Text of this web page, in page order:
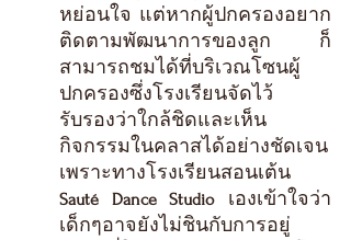
หย่อนใจ แต่หากผู้ปกครองอยาก
ติดตามพัฒนาการของลูก ก็
สามารถชมได้ที่บริเวณโซนผู้
ปกครองซึ่งโรงเรียนจัดไว้
รับรองว่าใกล้ชิดและเห็น
กิจกรรมในคลาสได้อย่างชัดเจน
Sauté Dance Studio เองเข้าใจว่า
เด็กๆอาจยังไม่ชินกับการอยู่